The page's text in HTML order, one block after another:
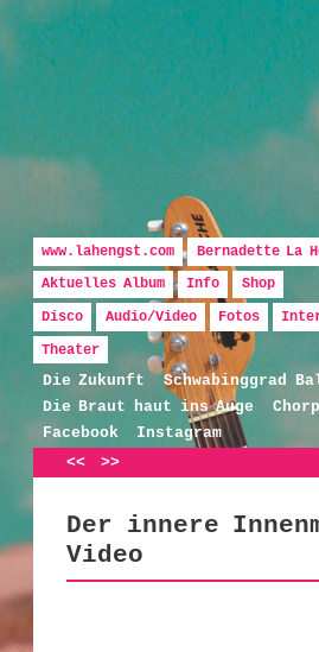
Bernadette La
Hauptmenü
Zum Inhalt wechseln
Zum sekundären Inhalt wechseln
www.lahengst.com
Bernadette La
Aktuelles Album
Info
Shop
Disco
Audio/Video Fotos
Theater
Die Zukunft
Schwabinggrad
Die Braut haut ins Auge
Facebook
Instagram
Artikelnavigation
<< >>
Der innere
Video